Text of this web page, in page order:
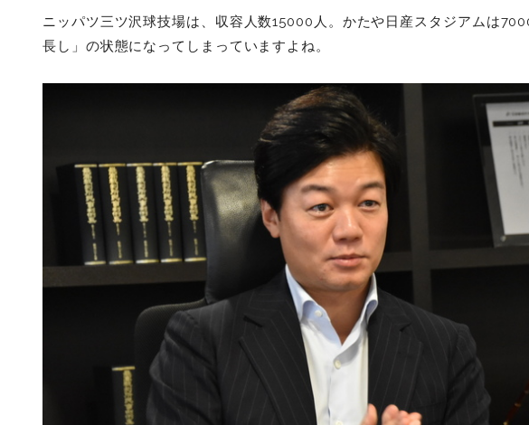
ニッパツ三ツ沢球技場は、収容人数15000人。かたや日産スタジアムは
長し」の状態になってしまっていますよね。